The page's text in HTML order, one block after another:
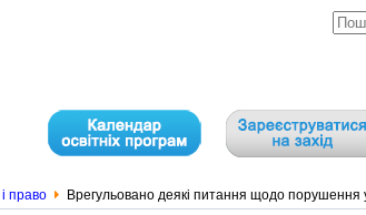
право Врегульовано деякі питання щодо порушення